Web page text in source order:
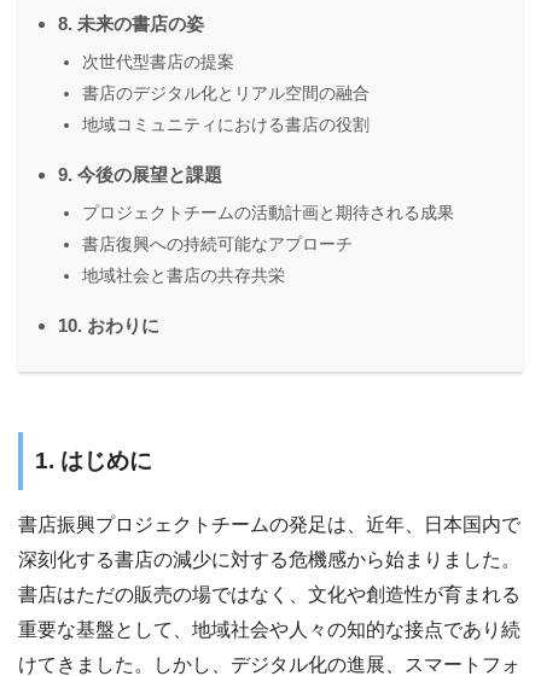
8. 未来の書店の姿
次世代型書店の提案
書店のデジタル化とリアル空間の融合
地域コミュニティにおける書店の役割
9. 今後の展望と課題
プロジェクトチームの活動計画と期待される成果
書店復興への持続可能なアプローチ
地域社会と書店の共存共栄
10. おわりに
1. はじめに
書店振興プロジェクトチームの発足は、近年、日本国内で
深刻化する書店の減少に対する危機感から始まりました。
書店はただの販売の場ではなく、文化や創造性が育まれる
重要な基盤として、地域社会や人々の知的な接点であり続
けてきました。しかし、デジタル化の進展、スマートフォ